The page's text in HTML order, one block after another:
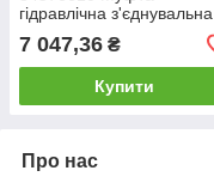
гідравлічна з'єднувальна
7 047,36 ₴
Купити
Про нас